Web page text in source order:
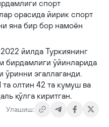
спорт
орасида йирик спорт
яна бир бор намоён
йилда Туркиянинг
бирдамлиги ўйинларида
ўринни эгаллаганди.
олтин 42 та кумуш ва
қўлга киритган.
Улашиш: